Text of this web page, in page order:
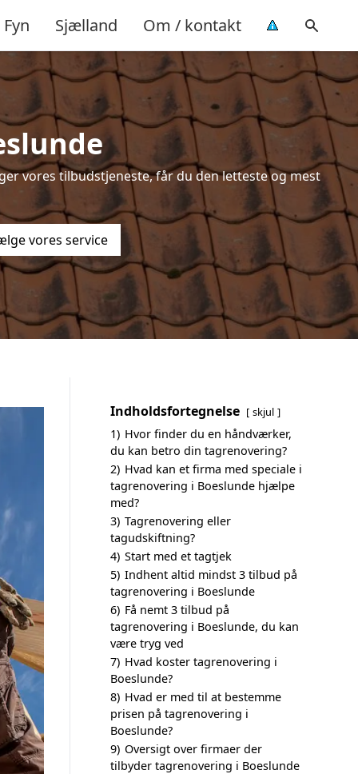
Fyn Sjælland Om / kontakt
vores tilbudstjeneste, får du den letteste og mest
vores service
Indholdsfortegnelse skjul
1) Hvor finder du en håndværker,
du kan betro din tagrenovering?
2) Hvad kan et firma med speciale i
tagrenovering i Boeslunde hjælpe
med?
3) Tagrenovering eller
tagudskiftning?
4) Start med et tagtjek
5) Indhent altid mindst 3 tilbud på
tagrenovering i Boeslunde
6) Få nemt 3 tilbud på
tagrenovering i Boeslunde, du kan
være tryg ved
7) Hvad koster tagrenovering i
Boeslunde?
8) Hvad er med til at bestemme
prisen på tagrenovering i
Boeslunde?
9) Oversigt over firmaer der
tilbyder tagrenovering i Boeslunde